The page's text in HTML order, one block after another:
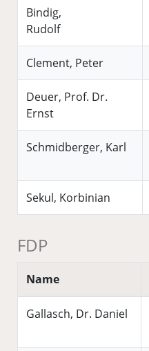
Bindig,
Rudolf
Clement, Peter
Deuer, Prof. Dr.
Ernst
Schmidberger, Karl
Sekul, Korbinian
FDP
Name
Gallasch, Dr. Daniel